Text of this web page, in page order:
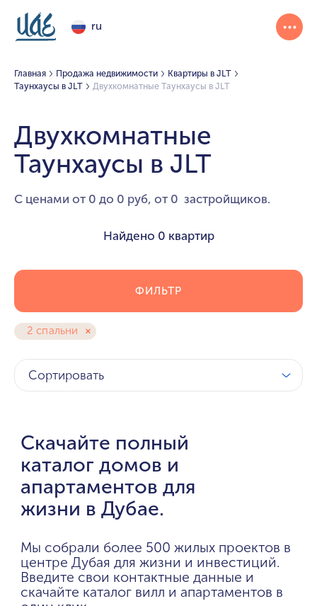
ru
Главная Продажа недвижимости
Квартиры в JLT
Таунхаусы в JLT
Двухкомнатные Таунхаусы в JLT
Двухкомнатные
Таунхаусы в JLT
С ценами от 0 до 0 руб, от 0 застройщиков.
Найдено 0 квартир
2 спальни
ФИЛЬТР
Сортировать
Скачайте полный
каталог домов и
апартаментов для
жизни в Дубае.
Мы собрали более 500 жилых проектов в
центре Дубая для жизни и инвестиций.
Введите свои контактные данные и
скачайте каталог вилл и апартаментов в